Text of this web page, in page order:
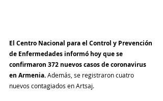
El Centro Nacional para el Control y Prevención
de Enfermedades informó hoy que se
confirmaron 372 nuevos casos de coronavirus
en Armenia. Además, se registraron cuatro
nuevos contagiados en Artsaj.